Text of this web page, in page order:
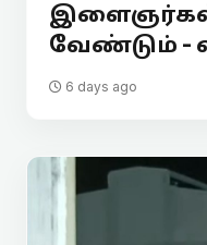
இளைஞர்கள்
வேண்டும் -
6 days ago